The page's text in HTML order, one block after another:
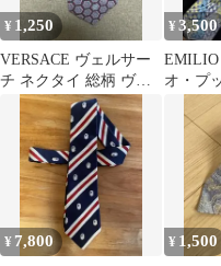
¥ 1,250
VERSACE ヴェルサー
チ ネクタイ 総柄 ヴェ
ルサーチェ
¥3,500
EMILIO
オ・プ
¥ 7,800 ¥ 1,500